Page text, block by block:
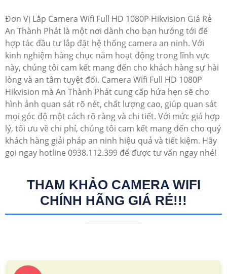
Đơn Vị Lắp Camera Wifi Full HD 1080P Hikvision Giá Rẻ
An Thành Phát là một nơi dành cho bạn hướng tới để
hợp tác đầu tư lắp đặt hệ thống camera an ninh. Với
kinh nghiệm hàng chục năm hoạt động trong lĩnh vực
này, chúng tôi cam kết mang đến cho khách hàng sự hài
lòng và an tâm tuyệt đối. Camera Wifi Full HD 1080P
Hikvision mà An Thành Phát cung cấp hứa hẹn sẽ cho
hình ảnh quan sát rõ nét, chất lượng cao, giúp quan sát
mọi góc độ một cách rõ ràng và chi tiết. Với mức giá hợp
lý, tối ưu về chi phí, chúng tôi cam kết mang đến cho quý
khách hàng giải pháp an ninh hiệu quả và tiết kiệm. Hãy
gọi ngay hotline 0938.112.399 để được tư vấn ngay nhé!
THAM KHẢO CAMERA WIFI
CHÍNH HÃNG GIÁ RẺ!!!